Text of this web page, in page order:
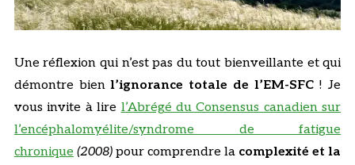
Une réflexion qui n’est pas du tout bienveillante et qui
démontre bienl’ignorance totale de l’EM-SFC! Je
vous invite à lire l’Abrégé du Consensus canadien sur
l’encéphalomyélite/syndrome de fatigue
chronique (2008) pour comprendre la complexité et la